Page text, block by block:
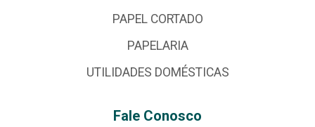
PAPEL CORTADO
PAPELARIA
UTILIDADES DOMÉSTICAS
Fale Conosco